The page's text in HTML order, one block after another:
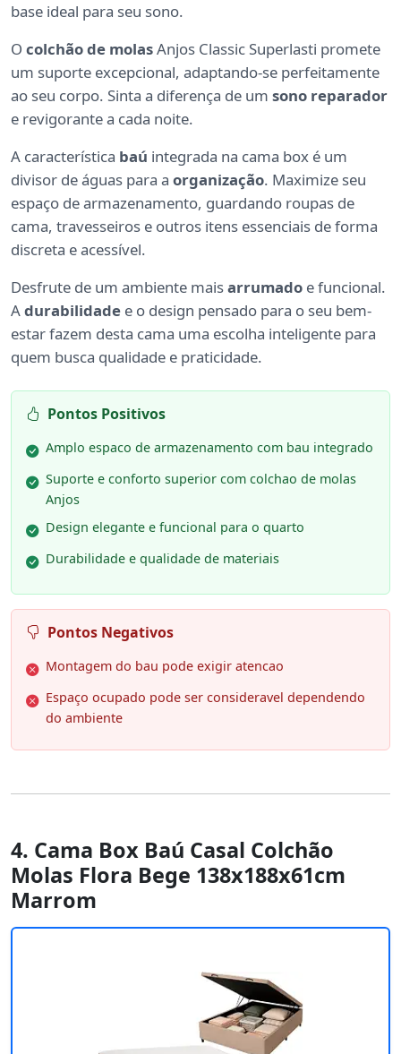
base ideal para seu sono.
O colchão de molasAnjos Classic Superlasti promete
um suporte excepcional, adaptando-se perfeitamente
ao seu corpo. Sinta a diferença de um sono reparador
e revigorante a cada noite.
A característica baú integrada na cama box é um
divisor de águas para a organização. Maximize seu
espaço de armazenamento, guardando roupas de
cama, travesseiros e outros itens essenciais de forma
discreta e acessível.
Desfrute de um ambiente maisarrumado e funcional.
Adurabilidade e o design pensado para o seu bem-
estar fazem desta cama uma escolha inteligente para
quem busca qualidade e praticidade.
Pontos Positivos
Amplo espaco de armazenamento com bau integrado
Suporte e conforto superior com colchao de molas
Anjos
Design elegante e funcional para o quarto
Durabilidade e qualidade de materiais
Pontos Negativos
Montagem do bau pode exigir atencao
Espaço ocupado pode ser consideravel dependendo
do ambiente
4. Cama Box Baú Casal Colchão
Molas Flora Bege 138x188x61cm
Marrom